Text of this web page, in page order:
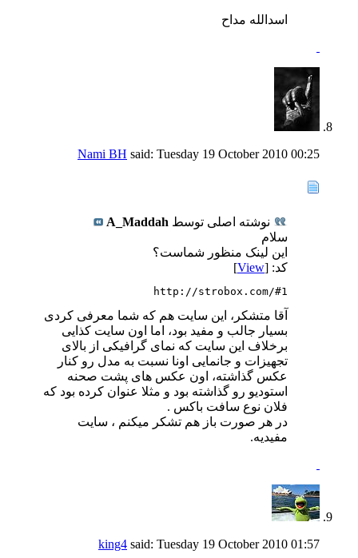
اسدالله مداح
Nami BH said: Tuesday 19 October 2010 00:25
نوشته اصلی توسط A_Maddah
سلام
این لینک منظور شماست؟
کد: [View
]
http://strobox.com/#1
آقا متشکر، این سایت هم که شما معرفی کردی
بسیار جالب و مفید بود، اما اون سایت کذایی
برخلاف این سایت که نمای گرافیکی از بالای
تجهیزات و جانمایی اونا نسبت به مدل رو کنار
عکس گذاشته، اون عکس های پشت صحنه
استودیو رو گذاشته بود و مثلا عنوان کرده بود که
فلان نوع سافت باکس .
در هر صورت باز هم تشکر میکنم ، سایت
مفیدیه.
king4 said: Tuesday 19 October 2010 01:57